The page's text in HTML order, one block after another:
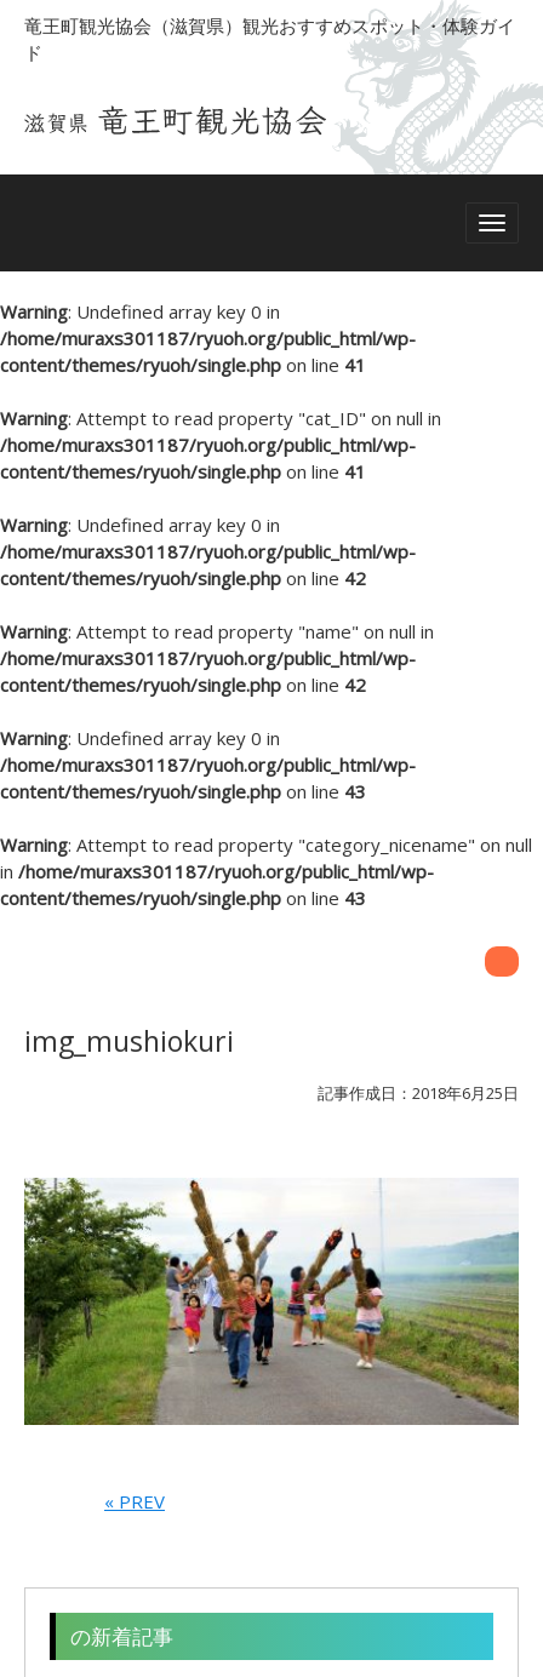
竜王町観光協会（滋賀県）観光おすすめスポット・体験ガイ
ド
Warning: Undefined array key 0 in
/home/muraxs301187/ryuoh.org/public_html/wp-
content/themes/ryuoh/single.php on line 41
Warning: Attempt to read property "cat_ID" on null in
/home/muraxs301187/ryuoh.org/public_html/wp-
content/themes/ryuoh/single.php on line 41
Warning: Undefined array key 0 in
/home/muraxs301187/ryuoh.org/public_html/wp-
content/themes/ryuoh/single.php on line 42
Warning: Attempt to read property "name" on null in
/home/muraxs301187/ryuoh.org/public_html/wp-
content/themes/ryuoh/single.php on line 42
Warning: Undefined array key 0 in
/home/muraxs301187/ryuoh.org/public_html/wp-
content/themes/ryuoh/single.php on line 43
Warning: Attempt to read property "category_nicename" on null
in /home/muraxs301187/ryuoh.org/public_html/wp-
content/themes/ryuoh/single.php on line 43
img_mushiokuri
記事作成日：2018年6月25日
« PREV
の新着記事